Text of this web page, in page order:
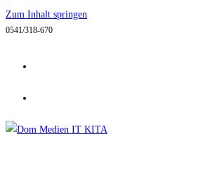
Zum Inhalt springen
0541/318-670